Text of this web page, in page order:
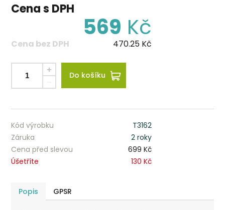
Cena s DPH
569 Kč
Cena bez DPH 470.25 Kč
Do košíku
Kód výrobku
T3162
Záruka
2 roky
Cena před slevou
699 Kč
Úšetříte
130 Kč
Popis GPSR